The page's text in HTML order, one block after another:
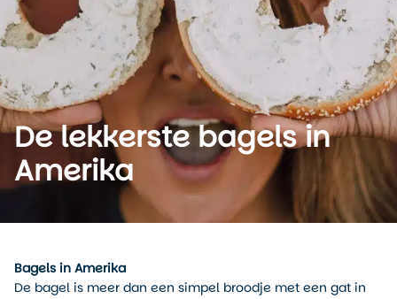
De lekkerste bagels in
Amerika
Bagels in Amerika
De bagel is meer dan een simpel broodje met een gat in